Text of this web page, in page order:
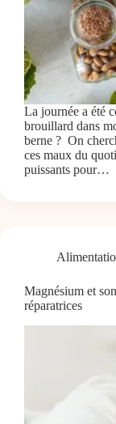
La journée a été
brouillard dans
berne ? On
ces maux du
puissants pour…
Magnésium et
réparatrices